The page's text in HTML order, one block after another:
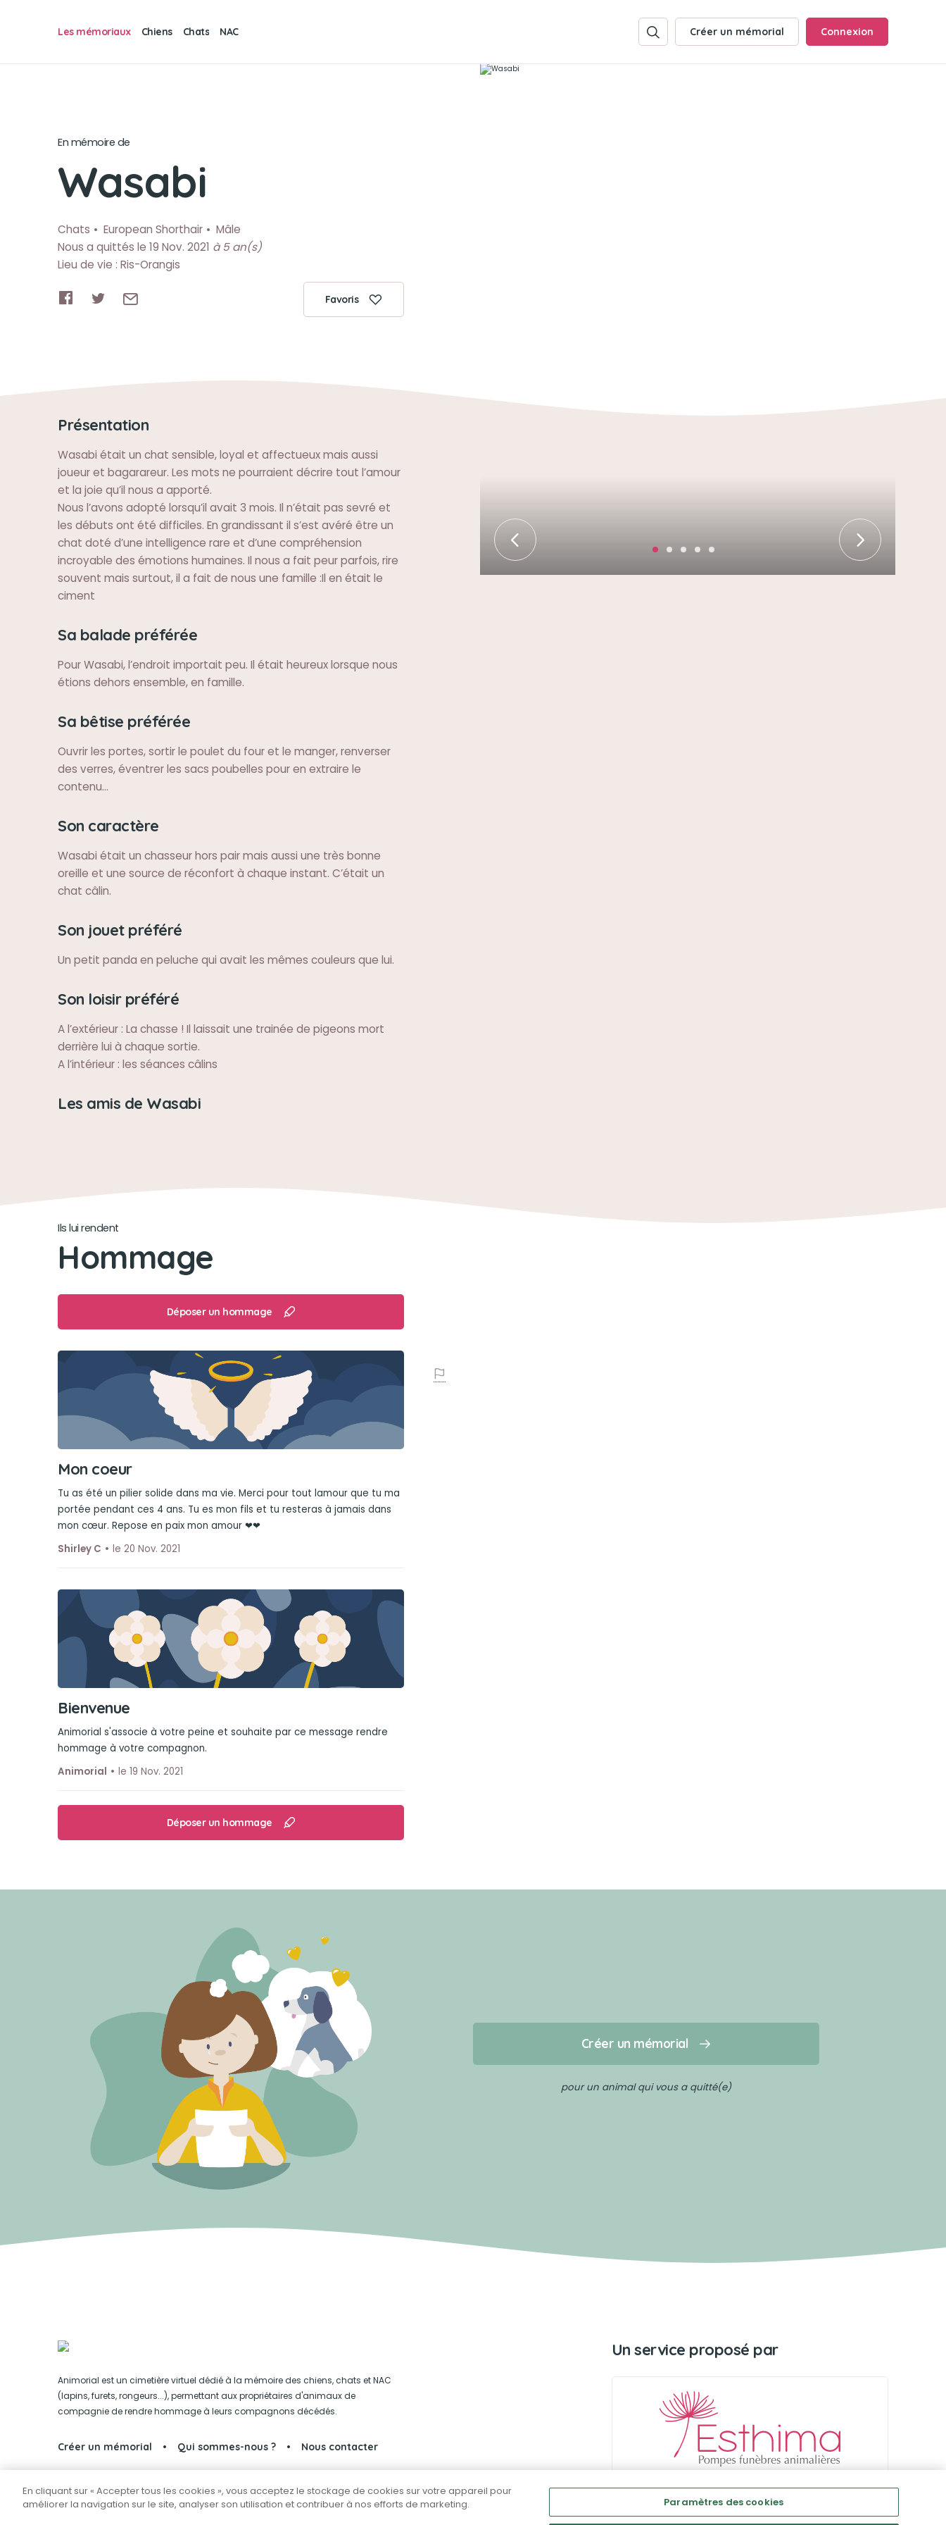
Les mémoriaux Chiens Chats NAC Créer un mémorial Connexion
En mémoire de
Wasabi
Chats European Shorthair
Mâle
Nous a quittés le 19 Nov. 2021 à 5 an(s)
Lieu de vie : Ris-Orangis
Favoris
Présentation
Wasabi était un chat sensible, loyal et affectueux mais aussi
joueur et bagarareur. Les mots ne pourraient décrire tout l’amour
et la joie qu’il nous a apporté.
Nous l’avons adopté lorsqu’il avait 3 mois. Il n’était pas sevré et
les débuts ont été difficiles. En grandissant il s’est avéré être un
chat doté d’une intelligence rare et d’une compréhension
incroyable des émotions humaines. Il nous a fait peur parfois, rire
souvent mais surtout, il a fait de nous une famille :Il en était le
ciment
Sa balade préférée
Pour Wasabi, l’endroit importait peu. Il était heureux lorsque nous
étions dehors ensemble, en famille.
Sa bêtise préférée
Ouvrir les portes, sortir le poulet du four et le manger, renverser
des verres, éventrer les sacs poubelles pour en extraire le
contenu…
Son caractère
Wasabi était un chasseur hors pair mais aussi une très bonne
oreille et une source de réconfort à chaque instant. C’était un
chat câlin.
Son jouet préféré
Un petit panda en peluche qui avait les mêmes couleurs que lui.
Son loisir préféré
A l’extérieur : La chasse ! Il laissait une trainée de pigeons mort
derrière lui à chaque sortie.
A l’intérieur : les séances câlins
Les amis de Wasabi
Ils lui rendent
Hommage
Déposer un hommage
Mon coeur
Tu as été un pilier solide dans ma vie. Merci pour tout lamour que tu ma
portée pendant ces 4 ans. Tu es mon fils et tu resteras à jamais dans
mon cœur. Repose en paix mon amour ❤❤
Shirley C
le 20 Nov. 2021
Bienvenue
Animorial s'associe à votre peine et souhaite par ce message rendre
hommage à votre compagnon.
Animorial
le 19 Nov. 2021
Déposer un hommage
Créer un mémorial
pour un animal qui vous a quitté(e)
Animorial est un cimetière virtuel dédié à la mémoire des chiens, chats et NAC
(lapins, furets, rongeurs...), permettant aux propriétaires d'animaux de
compagnie de rendre hommage à leurs compagnons décédés.
Créer un mémorial Qui sommes-nous ? Nous contacter
Partager sur Facebook
Un service proposé par
En cliquant sur « Accepter tous les cookies », vous acceptez le stockage de cookies sur votre appareil pour
améliorer la navigation sur le site, analyser son utilisation et contribuer à nos efforts de marketing.
Paramètres des cookies